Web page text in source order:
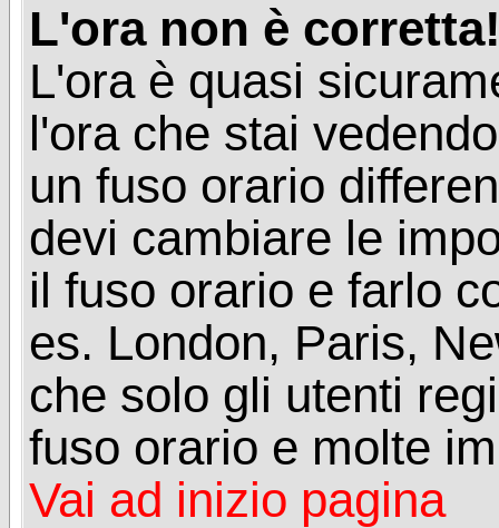
L'ora non è
L'ora è quasi
l'ora che stai
un fuso orario
devi cambiare le
il fuso orario e farlo
es. London, Paris,
che solo gli utenti
fuso orario e molte
Vai ad inizio pagina